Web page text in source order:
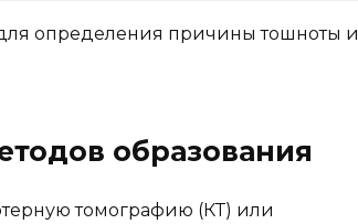
определения причины тошноты и
образования
томографию (КТ) или